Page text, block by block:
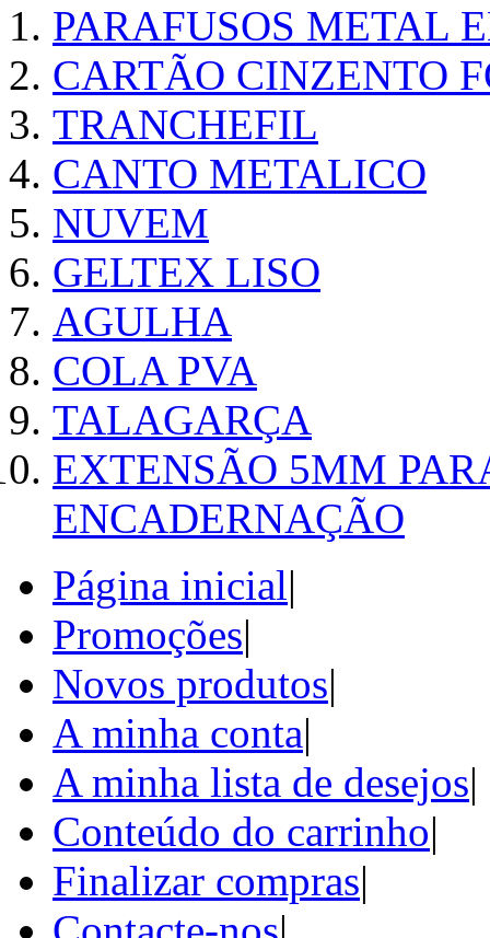
PARAFUSOS METAL
CARTÃO CINZENTO
TRANCHEFIL
CANTO METALICO
NUVEM
GELTEX LISO
AGULHA
COLA PVA
TALAGARÇA
EXTENSÃO 5MM
ENCADERNAÇÃO
Página inicial|
Promoções|
Novos produtos|
A minha conta|
A minha lista de desejos|
Conteúdo do carrinho|
Finalizar compras|